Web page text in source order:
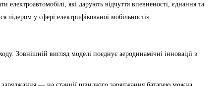
які дарують відчуття впевненості, єднання та
у сфері електрифікованої мобільності».
Зовнішній вигляд моделі поєднує аеродинамічні інновації з